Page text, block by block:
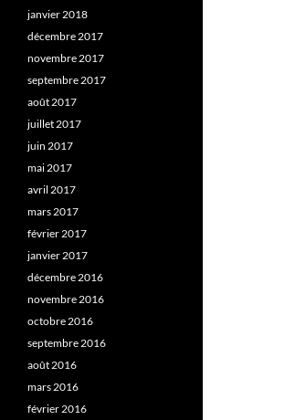
janvier 2018
décembre 2017
novembre 2017
septembre 2017
août 2017
juillet 2017
juin 2017
mai 2017
avril 2017
mars 2017
février 2017
janvier 2017
décembre 2016
novembre 2016
octobre 2016
septembre 2016
août 2016
mars 2016
février 2016